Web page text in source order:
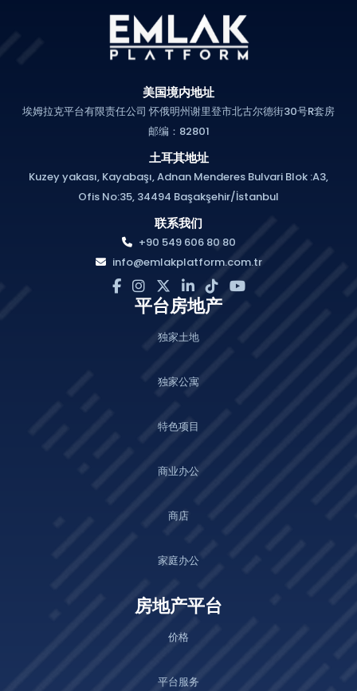
美国境内地址
埃姆拉克平台有限责任公司 怀俄明州谢里登市北古尔德街30号R套房
邮编：82801
土耳其地址
Kuzey yakası, Kayabaşı, Adnan Menderes Bulvari Blok :A3,
Ofis No:35, 34494 Başakşehir/İstanbul
联系我们
+90 549 606 80 80
info@emlakplatform.com.tr
平台房地产
独家土地
独家公寓
特色项目
商业办公
商店
家庭办公
房地产平台
价格
平台服务